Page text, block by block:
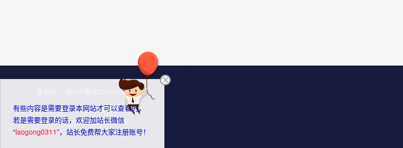
鲁ICP备2023030383号-1
版权所有：玖牛信息咨询工作室
Powered by Z-BlogPHP 1.7.5
有些内容是需要登录本网站才可以查看的，
若是需要登录的话，欢迎加站长微信
“laogong0311”，站长免费帮大家注册账号！